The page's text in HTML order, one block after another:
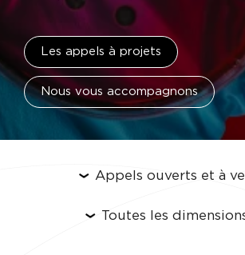
Les appels à projets
Nous vous accompagnons